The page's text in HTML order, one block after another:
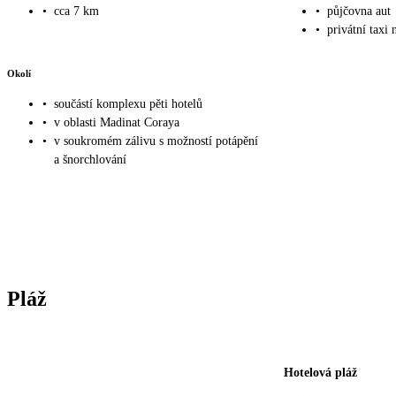
• cca 7 km • půjčovna aut
• privátní taxi
Okolí
• součástí komplexu pěti hotelů
• v oblasti Madinat Coraya
• v soukromém zálivu s možností potápění
a šnorchlování
Pláž
Hotelová pláž